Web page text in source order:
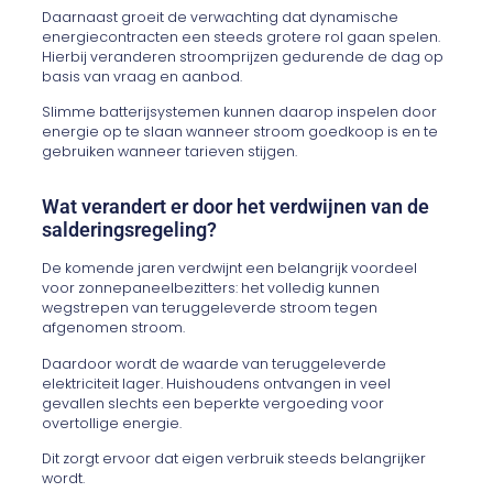
Daarnaast groeit de verwachting dat dynamische
energiecontracten een steeds grotere rol gaan spelen.
Hierbij veranderen stroomprijzen gedurende de dag op
basis van vraag en aanbod.
Slimme batterijsystemen kunnen daarop inspelen door
energie op te slaan wanneer stroom goedkoop is en te
gebruiken wanneer tarieven stijgen.
Wat verandert er door het verdwijnen van de
salderingsregeling?
De komende jaren verdwijnt een belangrijk voordeel
voor zonnepaneelbezitters: het volledig kunnen
wegstrepen van teruggeleverde stroom tegen
afgenomen stroom.
Daardoor wordt de waarde van teruggeleverde
elektriciteit lager. Huishoudens ontvangen in veel
gevallen slechts een beperkte vergoeding voor
overtollige energie.
Dit zorgt ervoor dat eigen verbruik steeds belangrijker
wordt.